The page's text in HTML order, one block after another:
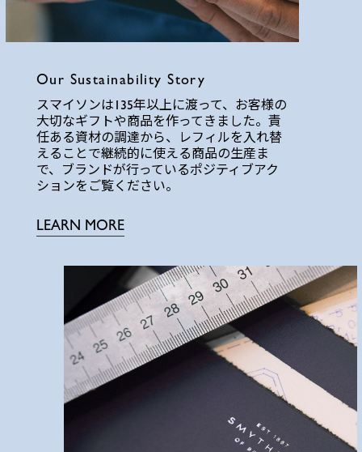
Our Sustainability Story
スマイソンは135年以上に渡って、お客様の
大切なギフトや商品を作ってきました。責
任ある資材の調達から、レフィルを入れ替
えることで継続的に使える商品の生産ま
で、ブランドが行っているポジティブアク
ションをご覧ください。
LEARN MORE